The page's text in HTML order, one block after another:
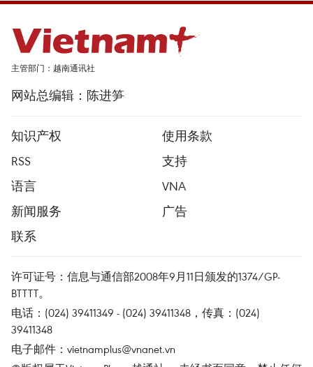
主管部门：越南通讯社
网站总编辑：陈进笋
知识产权
使用条款
RSS
支持
语言
VNA
新闻服务
广告
联系
许可证号：信息与通信部2008年9月11日颁发的1374/GP-
BTTTT。
电话：(024) 39411349 - (024) 39411348，传真：(024)
39411348
电子邮件： vietnamplus@vnanet.vn